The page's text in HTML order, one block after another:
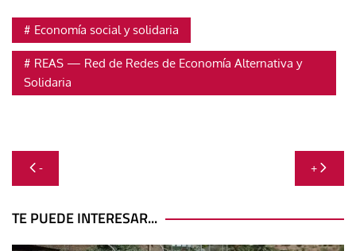
Economía social y solidaria
REAS — Red de Redes de Economía Alternativa y
Solidaria
Navegación
de
entradas
- +
TE PUEDE INTERESAR...